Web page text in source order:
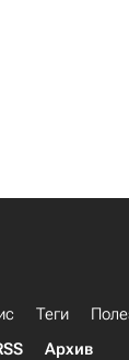
Теги
Архив